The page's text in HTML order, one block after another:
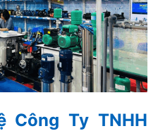
Công Ty TNHH